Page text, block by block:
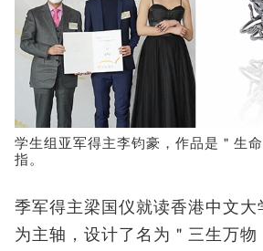
学生组亚军得主李钧豪，作品是＂生
指。
季军得主梁国仪就读香港中文大
为主轴，设计了名为＂三生万物